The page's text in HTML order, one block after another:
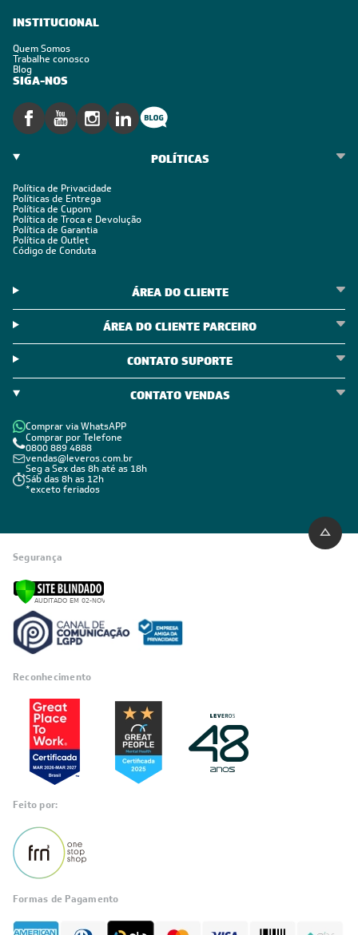
INSTITUCIONAL
Quem Somos
Trabalhe conosco
Blog
SIGA-NOS
POLÍTICAS
Política de Privacidade
Políticas de Entrega
Política de Cupom
Política de Troca e Devolução
Política de Garantia
Política de Outlet
Código de Conduta
ÁREA DO CLIENTE
ÁREA DO CLIENTE PARCEIRO
CONTATO SUPORTE
CONTATO VENDAS
Comprar via WhatsAPP
Comprar por Telefone
0800 889 4888
vendas@leveros.com.br
Seg a Sex das 8h até as 18h
Sáb das 8h as 12h
*exceto feriados
Segurança
Reconhecimento
Feito por:
Formas de Pagamento